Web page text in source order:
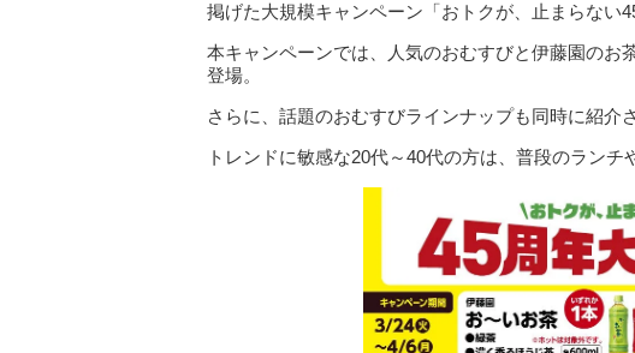
掲げた大規模キャンペーン「おトクが、止まらない
本キャンペーンでは、人気のおむすびと伊藤園のお
登場。
さらに、話題のおむすびラインナップも同時に紹介
トレンドに敏感な20代～40代の方は、普段のランチ